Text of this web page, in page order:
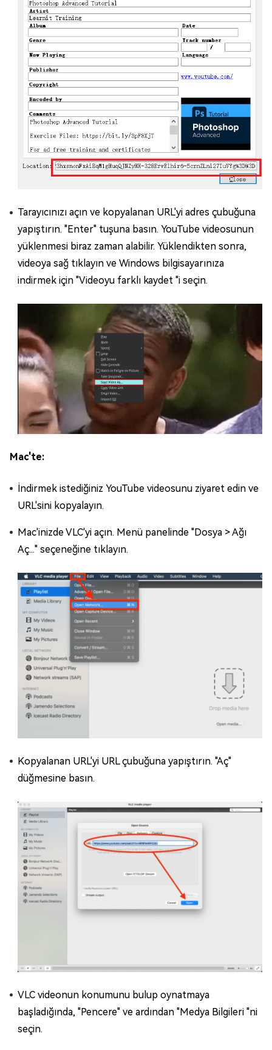
Tarayıcınızı açın ve kopyalanan URL'yi adres çubuğuna
yapıştırın. "Enter" tuşuna basın. YouTube videosunun
yüklenmesi biraz zaman alabilir. Yüklendikten sonra,
videoya sağ tıklayın ve Windows bilgisayarınıza
indirmek için "Videoyu farklı kaydet "i seçin.
Mac'te:
İndirmek istediğiniz YouTube videosunu ziyaret edin ve
URL'sini kopyalayın.
Mac'inizde VLC'yi açın. Menü panelinde "Dosya > Ağı
Aç..." seçeneğine tıklayın.
Kopyalanan URL'yi URL çubuğuna yapıştırın. "Aç"
düğmesine basın.
VLC videonun konumunu bulup oynatmaya
başladığında, "Pencere" ve ardından "Medya Bilgileri "ni
seçin.